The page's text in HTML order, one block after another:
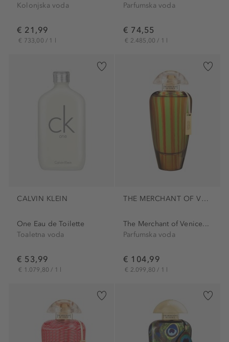
Kolonjska voda
€ 21,99
€ 733,00 / 1 l
Parfumska voda
€ 74,55
€ 2.485,00 / 1 l
CALVIN KLEIN
One Eau de Toilette
Toaletna voda
€ 53,99
€ 1.079,80 / 1 l
THE MERCHANT OF VENICE
The Merchant of Venice...
Parfumska voda
€ 104,99
€ 2.099,80 / 1 l